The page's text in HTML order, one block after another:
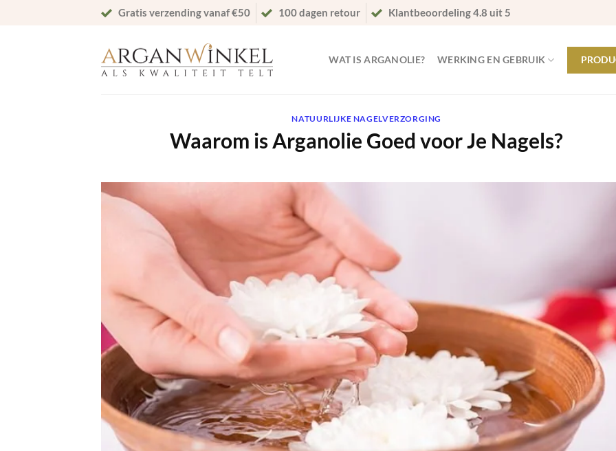
Gratis verzending vanaf €50 100 dagen retour Klantbeoordeling 4.8 uit 5
WAT IS ARGANOLIE? WERKING EN GEBRUIK
NATUURLIJKE NAGELVERZORGING
Waarom is Arganolie Goed voor Je Nagels?